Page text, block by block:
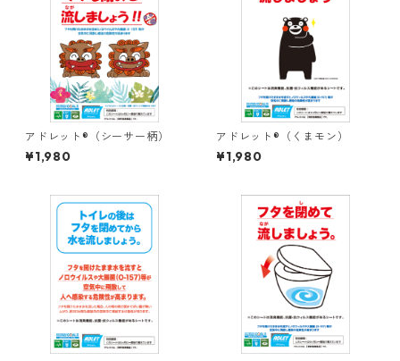
アドレット®（シーサー柄）
¥1,980
アドレット®（くまモン）
¥1,980